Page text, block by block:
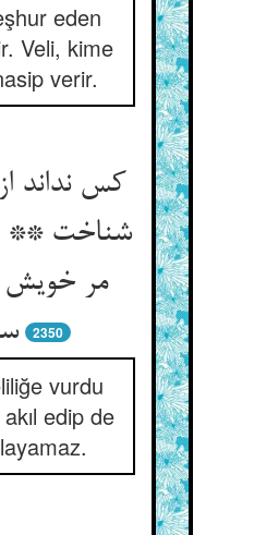
eden
Veli, kime
verir.
کس نداند
شناخت **
مر خویش
2350
vurdu
edip de